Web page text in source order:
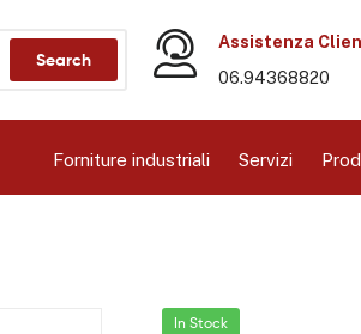
Search
Assistenza
06.94368820
Forniture industriali Servizi
In Stock